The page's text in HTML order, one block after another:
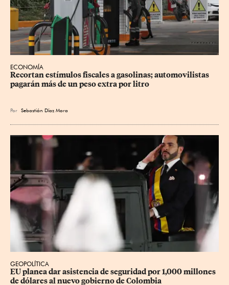
ECONOMÍA
Recortan estímulos fiscales a gasolinas; automovilistas
pagarán más de un peso extra por litro
Por Sebastián Díaz Mora
GEOPOLÍTICA
EU planea dar asistencia de seguridad por 1,000 millones
de dólares al nuevo gobierno de Colombia